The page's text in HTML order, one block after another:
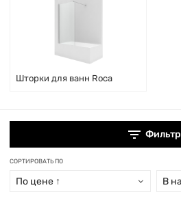
Шторки для ванн Roca
Фильтр
СОРТИРОВАТЬ ПО
По цене ↑